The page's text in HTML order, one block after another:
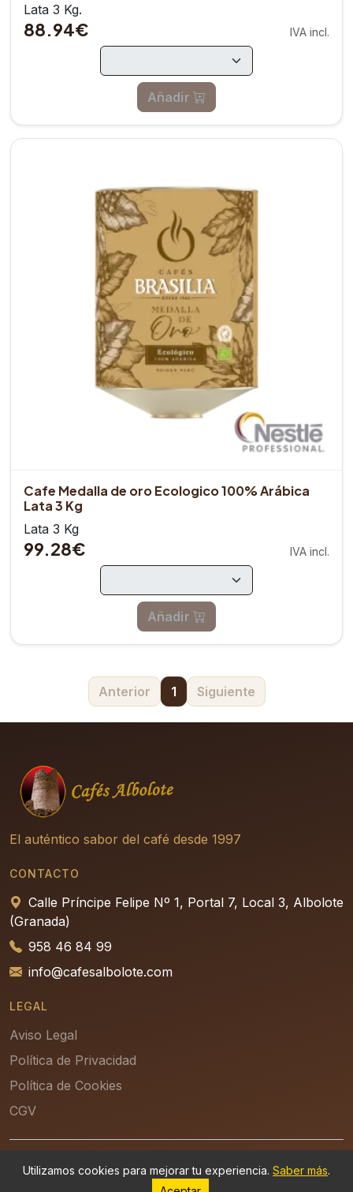
Lata 3 Kg.
88.94€ IVA incl.
Añadir
Cafe Medalla de oro Ecologico 100% Arábica
Lata 3 Kg
Lata 3 Kg
99.28€ IVA incl.
Añadir
Anterior 1 Siguiente
El auténtico sabor del café desde 1997
CONTACTO
Calle Príncipe Felipe Nº 1, Portal 7, Local 3, Albolote
(Granada)
958 46 84 99
info@cafesalbolote.com
LEGAL
Aviso Legal
Política de Privacidad
Política de Cookies
CGV
© 2026 - Refrigeración Albolote, S.L. — Desarrollado por
Utilizamos cookies para mejorar tu experiencia. Saber más.